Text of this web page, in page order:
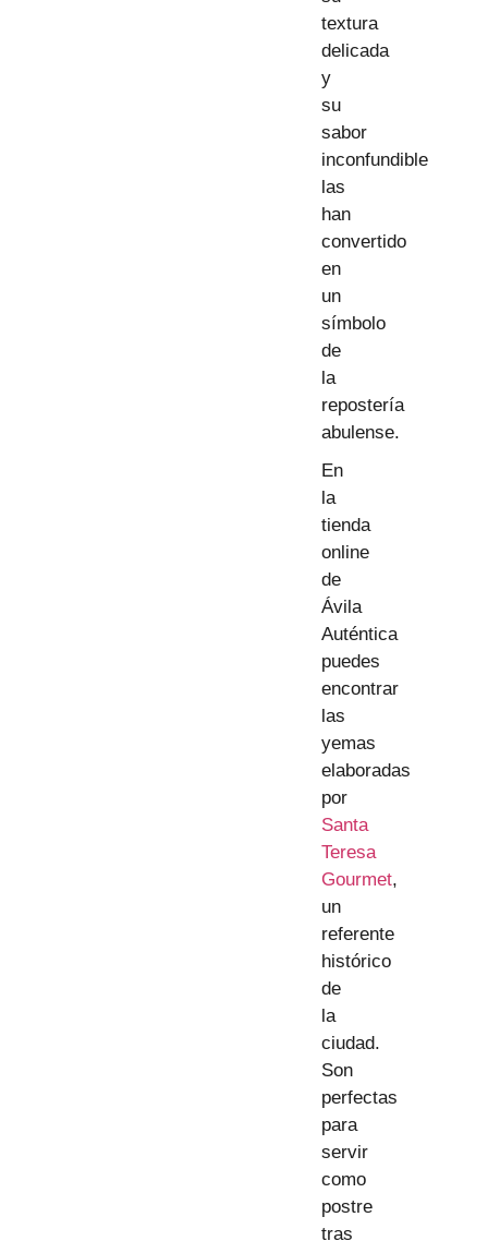
textura
delicada
y
su
sabor
inconfundible
las
han
convertido
en
un
símbolo
de
la
repostería
abulense.
En
la
tienda
online
de
Ávila
Auténtica
puedes
encontrar
las
yemas
elaboradas
por
Santa
Teresa
Gourmet,
un
referente
histórico
de
la
ciudad.
Son
perfectas
para
servir
como
postre
tras